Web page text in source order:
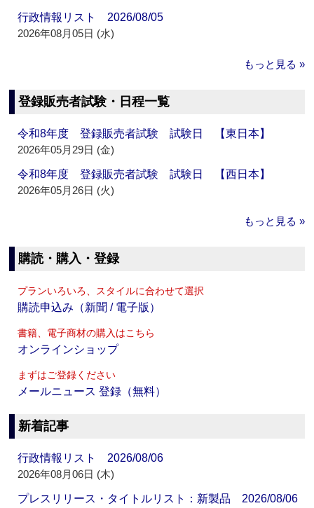
行政情報リスト 2026/08/05
2026年08月05日 (水)
もっと見る »
登録販売者試験・日程一覧
令和8年度 登録販売者試験 試験日 【東日本】
2026年05月29日 (金)
令和8年度 登録販売者試験 試験日 【西日本】
2026年05月26日 (火)
もっと見る »
購読・購入・登録
プランいろいろ、スタイルに合わせて選択
購読申込み（新聞 / 電子版）
書籍、電子商材の購入はこちら
オンラインショップ
まずはご登録ください
メールニュース 登録（無料）
新着記事
行政情報リスト 2026/08/06
2026年08月06日 (木)
プレスリリース・タイトルリスト：新製品 2026/08/06